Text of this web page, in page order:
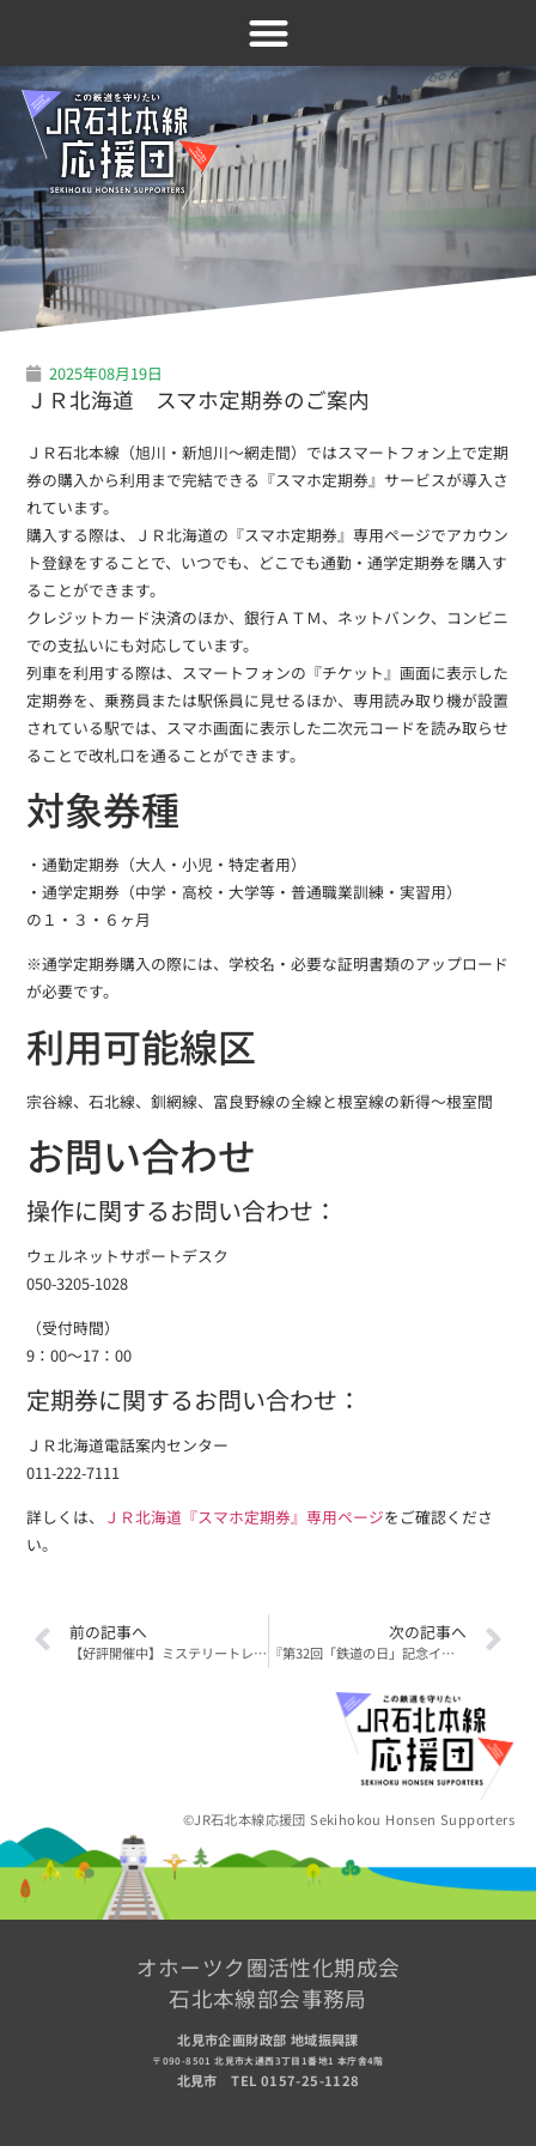
2025年08月19日
ＪＲ北海道 スマホ定期券のご案内
ＪＲ石北本線（旭川・新旭川～網走間）ではスマートフォン上で定期
券の購入から利用まで完結できる『スマホ定期券』サービスが導入さ
れています。
購入する際は、ＪＲ北海道の『スマホ定期券』専用ページでアカウン
ト登録をすることで、いつでも、どこでも通勤・通学定期券を購入す
ることができます。
クレジットカード決済のほか、銀行ＡＴＭ、ネットバンク、コンビニ
での支払いにも対応しています。
列車を利用する際は、スマートフォンの『チケット』画面に表示した
定期券を、乗務員または駅係員に見せるほか、専用読み取り機が設置
されている駅では、スマホ画面に表示した二次元コードを読み取らせ
ることで改札口を通ることができます。
対象券種
・通勤定期券（大人・小児・特定者用）
・通学定期券（中学・高校・大学等・普通職業訓練・実習用）
の１・３・６ヶ月
※通学定期券購入の際には、学校名・必要な証明書類のアップロード
が必要です。
利用可能線区
宗谷線、石北線、釧網線、富良野線の全線と根室線の新得～根室間
お問い合わせ
操作に関するお問い合わせ：
ウェルネットサポートデスク
050-3205-1028
（受付時間）
9：00～17：00
定期券に関するお問い合わせ：
ＪＲ北海道電話案内センター
011-222-7111
詳しくは、
ＪＲ北海道『スマホ定期券』専用ページをご確認くださ
い。
前の記事へ
【好評開催中】ミステリートレイン２０２５に参加してみませんか？
次の記事へ
『第32回「鉄道の日」記念イベント 鉄道フェスティバルin北海道』にＪＲ石北本線応援団ブースを出展します！
©JR石北本線応援団 Sekihokou Honsen Supporters
オホーツク圏活性化期成会
石北本線部会事務局
北見市企画財政部 地域振興課
〒090-8501 北見市大通西3丁目1番地1 本庁舎4階
北見市 TEL 0157-25-1128